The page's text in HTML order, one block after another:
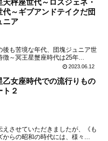
天秤座世代～ロスジェネ・
代～ギブアンドテイクだ団
ニア
も苦境な年代、団塊ジュニア世
～冥王星蟹座時代は25年...
2023.06.12
乙女座時代での流行りもの
ト２
させていただきましたが、《も
らの昭和の時代には、様々...